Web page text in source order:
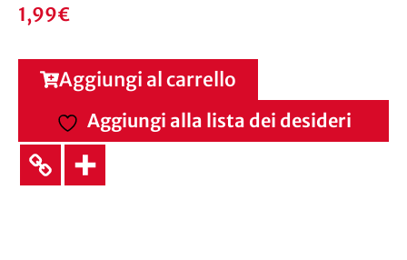
1,99€
Aggiungi al carrello
Aggiungi alla lista dei desideri